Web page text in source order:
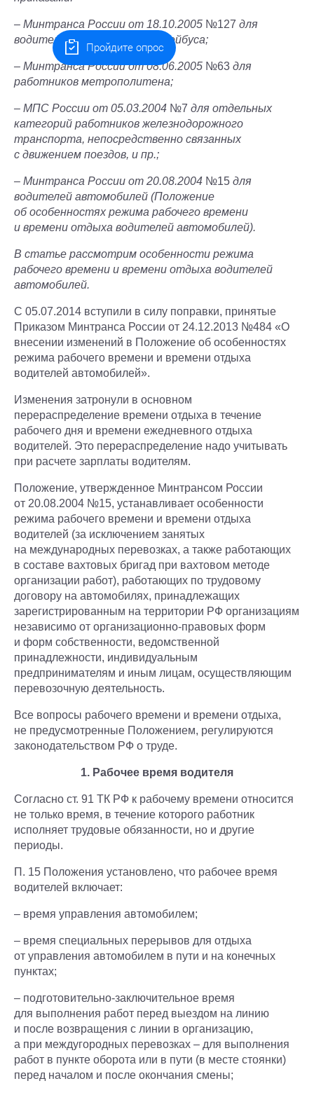
– Минтранса России от 18.10.2005 №127 для
водителей трамвая и троллейбуса;
– Минтранса России от 08.06.2005 №63 для
работников метрополитена;
– МПС России от 05.03.2004 №7 для отдельных
категорий работников железнодорожного
транспорта, непосредственно связанных
с движением поездов, и пр.;
– Минтранса России от 20.08.2004 №15 для
водителей автомобилей (Положение
об особенностях режима рабочего времени
и времени отдыха водителей автомобилей).
В статье рассмотрим особенности режима
рабочего времени и времени отдыха водителей
автомобилей.
С 05.07.2014 вступили в силу поправки, принятые
Приказом Минтранса России от 24.12.2013 №484 «О
внесении изменений в Положение об особенностях
режима рабочего времени и времени отдыха
водителей автомобилей».
Изменения затронули в основном
перераспределение времени отдыха в течение
рабочего дня и времени ежедневного отдыха
водителей. Это перераспределение надо учитывать
при расчете зарплаты водителям.
Положение, утвержденное Минтрансом России
от 20.08.2004 №15, устанавливает особенности
режима рабочего времени и времени отдыха
водителей (за исключением занятых
на международных перевозках, а также работающих
в составе вахтовых бригад при вахтовом методе
организации работ), работающих по трудовому
договору на автомобилях, принадлежащих
зарегистрированным на территории РФ организациям
независимо от организационно-правовых форм
и форм собственности, ведомственной
принадлежности, индивидуальным
предпринимателям и иным лицам, осуществляющим
перевозочную деятельность.
Все вопросы рабочего времени и времени отдыха,
не предусмотренные Положением, регулируются
законодательством РФ о труде.
1. Рабочее время водителя
Согласно ст. 91 ТК РФ к рабочему времени относится
не только время, в течение которого работник
исполняет трудовые обязанности, но и другие
периоды.
П. 15 Положения установлено, что рабочее время
водителей включает:
– время управления автомобилем;
– время специальных перерывов для отдыха
от управления автомобилем в пути и на конечных
пунктах;
– подготовительно-заключительное время
для выполнения работ перед выездом на линию
и после возвращения с линии в организацию,
а при междугородных перевозках – для выполнения
работ в пункте оборота или в пути (в месте стоянки)
перед началом и после окончания смены;
Пройдите опрос